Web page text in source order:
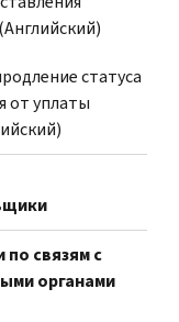
статуса
от уплаты
связям с
органами